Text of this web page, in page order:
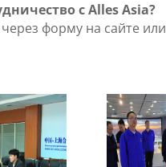
с Alles Asia?
форму на сайте